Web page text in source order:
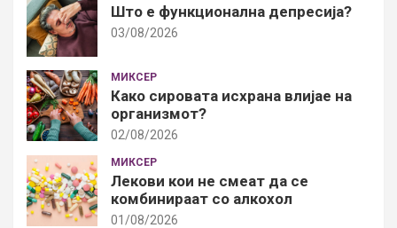
Што е функционална депресија?
03/08/2026
МИКСЕР
Како сировата исхрана влијае на
организмот?
02/08/2026
МИКСЕР
Лекови кои не смеат да се
комбинираат со алкохол
01/08/2026